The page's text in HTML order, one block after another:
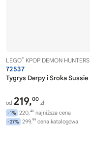
LEGO® KPOP DEMON HUNTERS
72537
Tygrys Derpy i Sroka Sussie
od 219,00
zł
-1% 220,46 najniższa cena
-27% 299,99 cena katalogowa